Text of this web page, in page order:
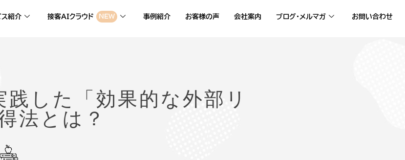
紹介 接客AIクラウド NEW 事例紹介 お客様の声 会社案内 ブログ・メルマガ お問い合わせ
した「効果的な外部リ
法とは？